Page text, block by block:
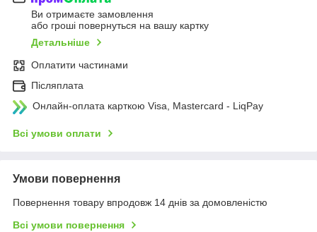
Ви отримаєте замовлення
або гроші повернуться на вашу картку
Детальніше
Оплатити частинами
Післяплата
Онлайн-оплата карткою Visa, Mastercard - LiqPay
Всі умови оплати
Умови повернення
Повернення товару впродовж 14 днів за домовленістю
Всі умови повернення